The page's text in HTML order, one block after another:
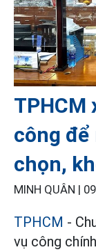
TPHCM
công
chọn,
MINH QUÂN |
TPHCM -
vụ công